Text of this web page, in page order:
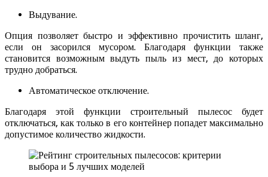
Выдувание.
Опция позволяет быстро и эффективно прочистить шланг,
если он засорился мусором. Благодаря функции также
становится возможным выдуть пыль из мест, до которых
трудно добраться.
Автоматическое отключение.
Благодаря этой функции строительный пылесос будет
отключаться, как только в его контейнер попадет максимально
допустимое количество жидкости.